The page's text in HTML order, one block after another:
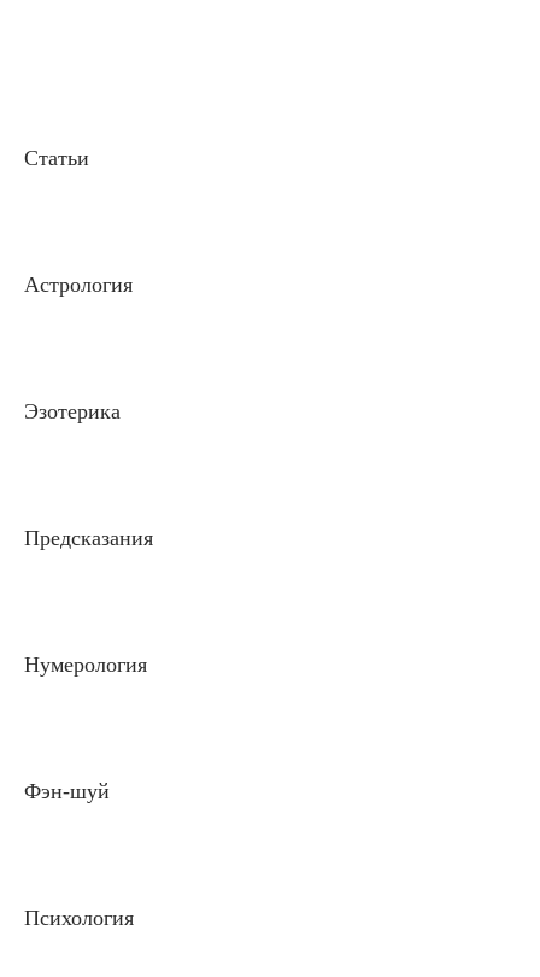
Статьи
Астрология
Эзотерика
Предсказания
Нумерология
Фэн-шуй
Психология